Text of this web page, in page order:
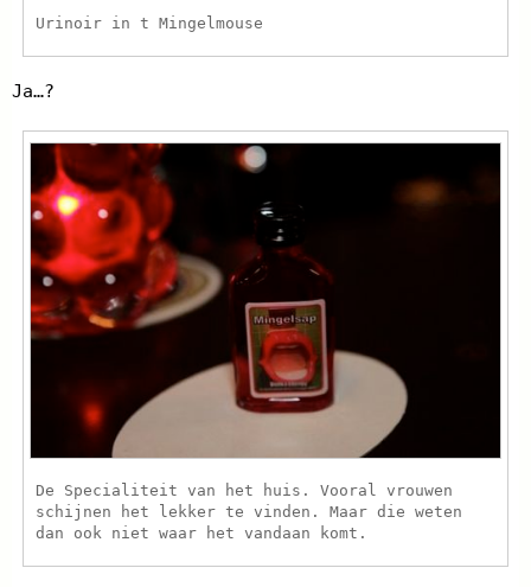
Urinoir in t Mingelmouse
Ja…?
De Specialiteit van het huis. Vooral vrouwen
schijnen het lekker te vinden. Maar die weten
dan ook niet waar het vandaan komt.